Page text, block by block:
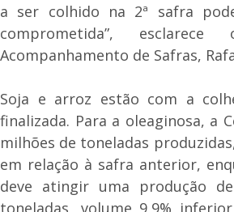
a ser colhido na 2ª safra
comprometida”,
Acompanhamento de Safras,
Soja e arroz estão com a
finalizada. Para a oleaginosa, a
milhões de toneladas
em relação à safra anterior,
deve atingir uma produção
toneladas, volume 9,9%